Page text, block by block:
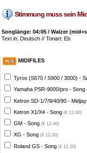
Stimmung muss sein
Songlänge: 04:05 / Walzer
Text in: Deutsch // Tonart: Eb
MIDIFILES
Tyros (S670 / S900 / 3000) -
Yamaha PSR-9000/pro - Song
Ketron SD-1/7/9/40/90 -
Ketron X1/X4 - Song (€ 12,00)
GM - Song (€ 12,00)
XG - Song (€ 12,00)
Roland GS - Song (€ 12,00)